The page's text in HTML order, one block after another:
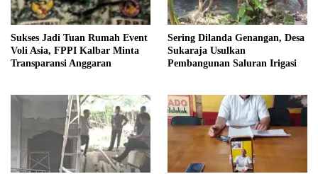
Sukses Jadi Tuan Rumah Event
Voli Asia, FPPI Kalbar Minta
Transparansi Anggaran
Sering Dilanda Genangan, Desa
Sukaraja Usulkan
Pembangunan Saluran Irigasi